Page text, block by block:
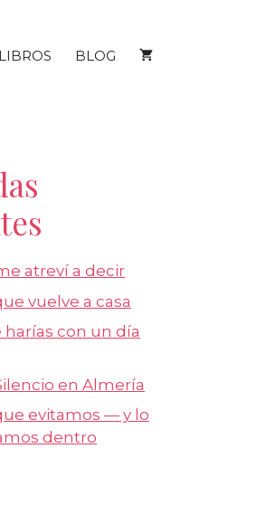
BLOG
atreví a decir
vuelve a casa
harías con un día
en Almería
evitamos — y lo
dentro